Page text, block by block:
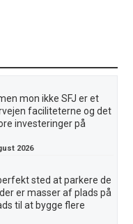
mon ikke SFJ er et
faciliteterne og det
investeringer på
2026
sted at parkere de
er masser af plads på
til at bygge flere